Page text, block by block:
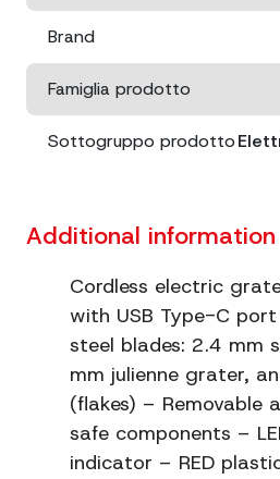
Brand
Famiglia prodotto
Sottogruppo prodotto
Additional information
Cordless electric
with USB Type-C
steel blades: 2.4 mm
mm julienne grater,
(flakes) – Removable
safe components –
indicator – RED